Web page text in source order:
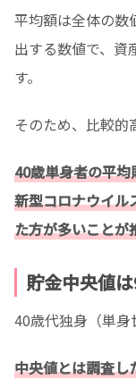
平均額は全体の数
出する数値で、資
す。
そのため、比較的
40歳単身者の平
新型コロナウイル
た方が多いことが
貯金中央値
40歳代独身（単身
中央値とは調査し